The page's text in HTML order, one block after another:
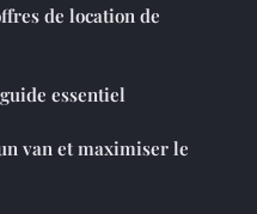
de location de
essentiel
van et maximiser le